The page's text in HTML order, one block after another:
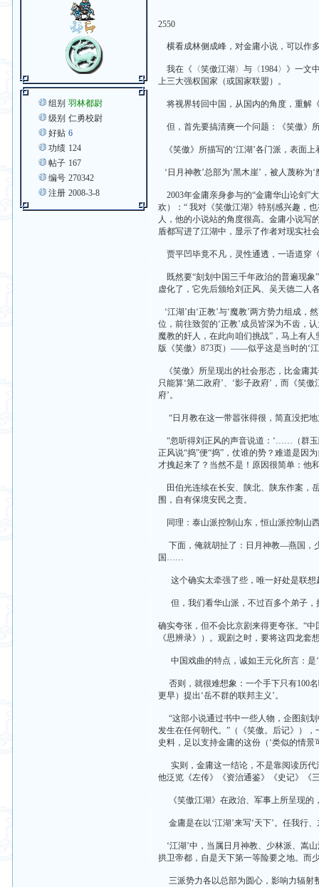
组别 羽林都尉
级别 仁勇校尉
好贴 6
功绩 124
帖子 167
编号 270342
注册 2008-3-8
2550
横看成林侧成峰，对金庸小说，可以作
我在《〈笑傲江湖〉与〈1984〉》一文
上三大强权国家（或国家联盟）。
将视界转回中国，从国内的角度，重解
但，首先要搞清爽一个问题：《笑傲》
《笑傲》所描写的‘江湖’各门派，表面上
‘日月神教’总部为‘黑木崖’，被人蔑称为
2003年金庸亲身参与的“金庸华山论剑”
欢）：“ 我对《笑傲江湖》特别感兴趣，
人，他的小说站的角度很高。金庸小说写
盾都写进了江湖中，显示了作者对现实社
贾平凹毕竟不凡，灵性通透，一语道穿
既然要“刻划中国三千年政治的普遍现象
虚化了，它先后颁给刘正风、吴天德二人
‘江湖’由‘正教’与‘魔教’两方势力组成
位，前往致贺的‘正教’成员皆深为不齿，
魔教的奸人，在此向咱们挑战”，马上有
版《笑傲》873页）——似乎这是当时的‘
《笑傲》所呈现出的社会形态，比金庸
只能算‘第二政府’、‘影子政府’，而《笑
府’。
“日月教在这一带嚣张得很，简直没把
“忽听得刘正风的声音说道：‘……（群
正风说“捣”便“捣”，仗谁的势？难道是因
才拽起来了？当然不是！原因很简单：他
田伯光连续在长安、陕北、陕东作案，
围，自有保境安民之责。
同理：泰山派控制山东，恒山派控制
下面，俺就胡扯了：日月神教—燕国
国……
这个确实太牵强了些，唯一好处是联想
但，我们看华山派，不过百多个弟子，
确实夸张，但不会比京剧来得更夸张。“
《思辨录》）。观剧之时，要将这四龙
中国戏曲的特点，诚如王元化所言：是
否则，就很难想象：一个手下只有100名
更早）提出‘岳不群的联邦主义’。
“这部小说通过书中一些人物，企图刻
发生在任何朝代。”（《笑傲。后记》）
史料，足以支持金庸的这份（‘类似的情
实则，金庸这一结论，不是靠阅读历代
他泛览《左传》《资治通鉴》《史记》《
《笑傲江湖》在政治、军事上所呈现的
金庸是在以‘江湖’来写‘天下’。任我行
‘江湖’中，当属日月神教、少林派、嵩
拱卫帝都，自是天下第一等险要之地。而
三派势力各以总部为圆心，影响力辐射